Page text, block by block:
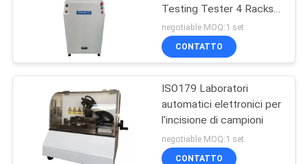
Testing Tester 4 Racks
di campionamento
negotiable MOQ:1 set
CONTATTO
ISO179 Laboratori
automatici elettronici per
l'incisione di campioni
negotiable MOQ:1 set
CONTATTO